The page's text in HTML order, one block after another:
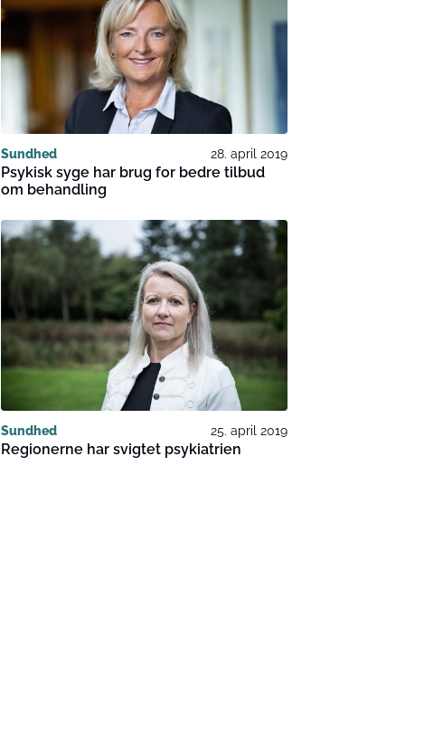
Sundhed 28. april 2019
Psykisk syge har brug for bedre tilbud
om behandling
Sundhed 25. april 2019
Regionerne har svigtet psykiatrien